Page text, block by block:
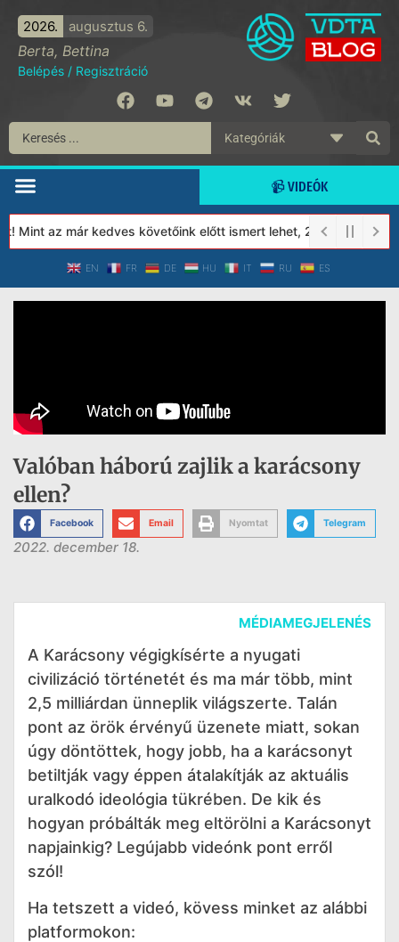
2026. augusztus 6.
Berta, Bettina
Belépés / Regisztráció
📹 VIDEÓK
az már kedves követőink előtt ismert lehet, 2023-tól a
EN FR DE HU IT RU ES
Valóban háború zajlik a karácsony
ellen?
Facebook Email Nyomtat Telegram
2022. december 18.
MÉDIAMEGJELENÉS
A Karácsony végigkísérte a nyugati
civilizáció történetét és ma már több, mint
2,5 milliárdan ünneplik világszerte. Talán
pont az örök érvényű üzenete miatt, sokan
úgy döntöttek, hogy jobb, ha a karácsonyt
betiltják vagy éppen átalakítják az aktuális
uralkodó ideológia tükrében. De kik és
hogyan próbálták meg eltörölni a Karácsonyt
napjainkig? Legújabb videónk pont erről
szól!
Ha tetszett a videó, kövess minket az alábbi
platformokon: